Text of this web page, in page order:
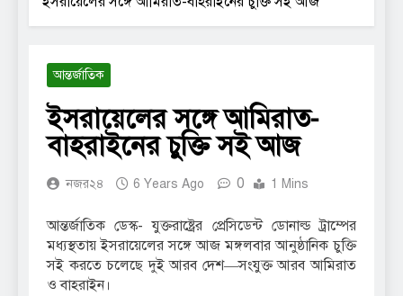
আন্তর্জাতিক
ইসরায়েলের সঙ্গে আমিরাত-
বাহরাইনের চুক্তি সই আজ
নজর২৪ 6 Years Ago 0 1 Mins
আন্তর্জাতিক ডেস্ক- যুক্তরাষ্ট্রের প্রেসিডেন্ট ডোনাল্ড ট্রাম্পের
মধ্যস্থতায় ইসরায়েলের সঙ্গে আজ মঙ্গলবার আনুষ্ঠানিক চুক্তি
সই করতে চলেছে দুই আরব দেশ—সংযুক্ত আরব আমিরাত
ও বাহরাইন।